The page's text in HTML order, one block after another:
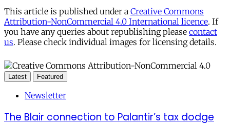
This article is published under a Creative Commons
Attribution-NonCommercial 4.0 International licence. If
you have any queries about republishing please contact
us. Please check individual images for licensing details.
Latest Featured
Newsletter
The Blair connection to Palantir’s tax dodge